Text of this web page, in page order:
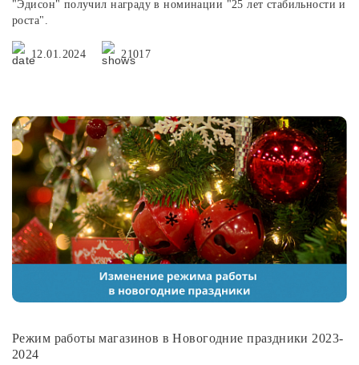
"Эдисон" получил награду в номинации "25 лет стабильности и
роста".
12.01.2024 21017
Режим работы магазинов в Новогодние праздники 2023-
2024